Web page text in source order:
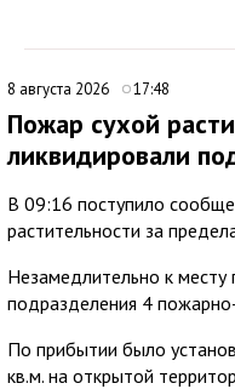
8 августа 2026 17:48
Пожар сухой
ликвидировали
В 09:16 поступило
растительности за
Незамедлительно к
подразделения 4
По прибытии было
кв.м. на открытой